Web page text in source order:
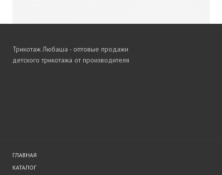
Трикотаж Любаша - оптовые продажи
детского трикотажа от производителя
ГЛАВНАЯ
КАТАЛОГ